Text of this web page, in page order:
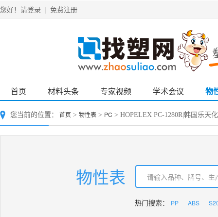
您好！ 请登录 免费注册
首页 材料头条 专家视频 学术会议 物
您当前的位置： 首页 > 物性表 > PC > HOPELEX PC-1280R|韩国乐天
物性表
热门搜索： PP ABS